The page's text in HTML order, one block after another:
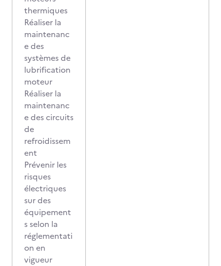
thermiques
Réaliser la
maintenanc
e des
systèmes de
lubrification
moteur
Réaliser la
maintenanc
e des circuits
de
refroidissem
ent
Prévenir les
risques
électriques
sur des
équipement
s selon la
réglementati
on en
vigueur